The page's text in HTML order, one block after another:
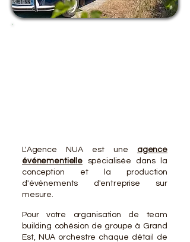
L'Agence NUA est une agence
événementielle
spécialisée dans la
conception et la production
d'événements d'entreprise sur
mesure.
Pour votre organisation de team
building cohésion de groupe à Grand
Est, NUA orchestre chaque détail de